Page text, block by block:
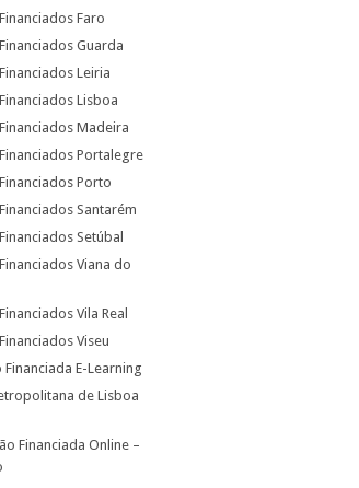
Faro
Guarda
Leiria
Lisboa
Madeira
Portalegre
Porto
Santarém
Setúbal
Viana do
Vila Real
Viseu
Financiada E-Learning
de Lisboa
Financiada Online –